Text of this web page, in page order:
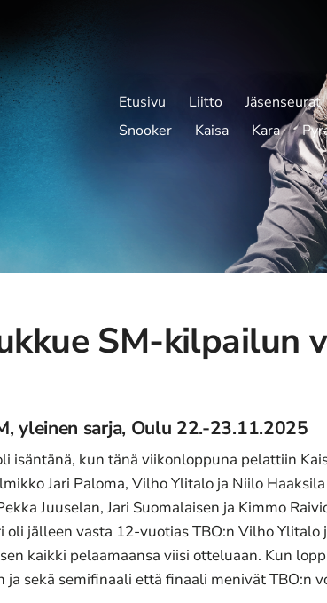
Etusivu Liitto Jäsenseurat
Snooker
Kaisa Kara
SM-kilpailun
yleinen sarja, Oulu 22.-23.11.2025
isäntänä, kun tänä viikonloppuna pelattiin
Jari Paloma, Vilho Ylitalo ja Niilo
Juuselan, Jari Suomalaisen ja Kimmo
jälleen vasta 12-vuotias TBO:n Vilho Ylitalo
kaikki pelaamaansa viisi otteluaan. Kun
ja sekä semifinaali että finaali menivät TBO:n